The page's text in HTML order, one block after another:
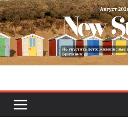
Skip
to
content